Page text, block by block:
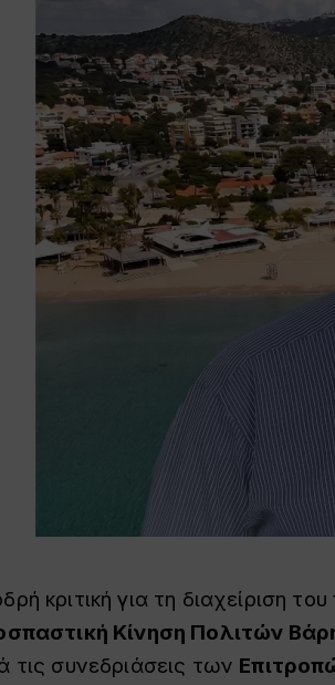
κριτική για τη διαχείριση
Κίνηση Πολιτών
τις συνεδριάσεις των